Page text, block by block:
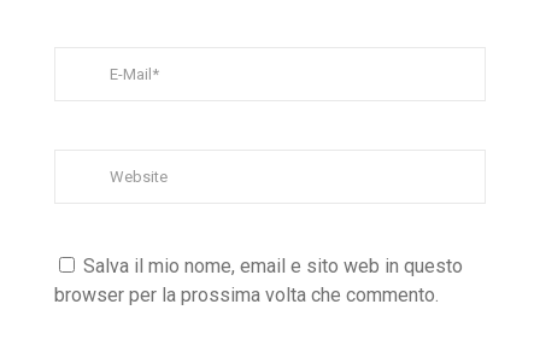
Salva il mio nome, email e sito web in questo
browser per la prossima volta che commento.